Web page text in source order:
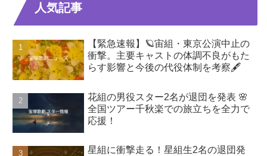
人気記事
【緊急速報】🪐宙組・東京公演中止の
衝撃。主要キャストの体調不良がもた
らす影響と今後の代役体制を考察🖋️
花組の男役スター2名が退団を発表 🌸
全国ツアー千秋楽での旅立ちを全力で
応援！
星組に衝撃走る！星組生2名の退団発